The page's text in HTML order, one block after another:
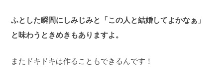
ふとした瞬間にしみじみと「この人と結婚してよかなぁ」
と味わうときめきもありますよ。
またドキドキは作ることもできるんです！